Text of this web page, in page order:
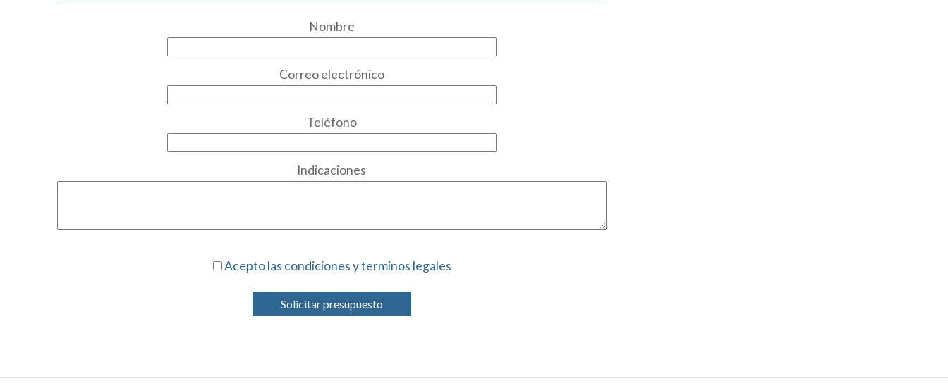
Nombre
Correo electrónico
Teléfono
Indicaciones
Acepto las condiciones y terminos legales
Solicitar presupuesto